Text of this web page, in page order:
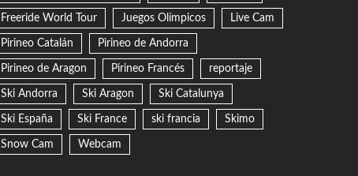
Freeride World Tour Juegos Olímpicos Live Cam
Pirineo Catalán Pirineo de Andorra
Pirineo de Aragon Pirineo Francés reportaje
Ski Andorra Ski Aragon Ski Catalunya
Ski España Ski France ski francia Skimo
Snow Cam Webcam